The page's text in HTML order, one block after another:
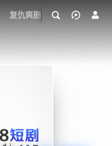
复仇爽剧 玄幻武侠 奇幻